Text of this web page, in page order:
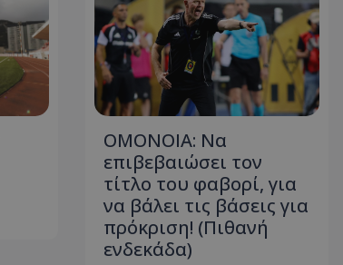
ΟΜΟΝΟΙΑ: Να
επιβεβαιώσει τον
τίτλο του φαβορί, για
να βάλει τις βάσεις για
πρόκριση! (Πιθανή
ενδεκάδα)